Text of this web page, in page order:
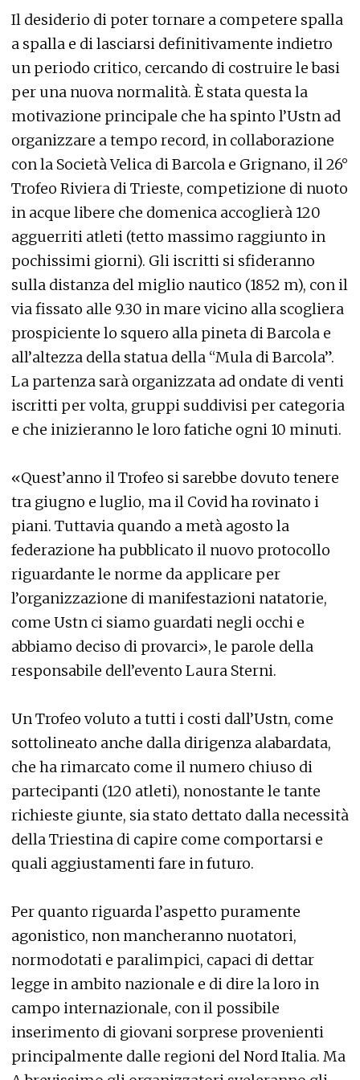
Il desiderio di poter tornare a competere spalla
a spalla e di lasciarsi definitivamente indietro
un periodo critico, cercando di costruire le basi
per una nuova normalità. È stata questa la
motivazione principale che ha spinto l’Ustn ad
organizzare a tempo record, in collaborazione
con la Società Velica di Barcola e Grignano, il 26°
Trofeo Riviera di Trieste, competizione di nuoto
in acque libere che domenica accoglierà 120
agguerriti atleti (tetto massimo raggiunto in
pochissimi giorni). Gli iscritti si sfideranno
sulla distanza del miglio nautico (1852 m), con il
via fissato alle 9.30 in mare vicino alla scogliera
prospiciente lo squero alla pineta di Barcola e
all’altezza della statua della “Mula di Barcola”.
La partenza sarà organizzata ad ondate di venti
iscritti per volta, gruppi suddivisi per categoria
e che inizieranno le loro fatiche ogni 10 minuti.
«Quest’anno il Trofeo si sarebbe dovuto tenere
tra giugno e luglio, ma il Covid ha rovinato i
piani. Tuttavia quando a metà agosto la
federazione ha pubblicato il nuovo protocollo
riguardante le norme da applicare per
l’organizzazione di manifestazioni natatorie,
come Ustn ci siamo guardati negli occhi e
abbiamo deciso di provarci», le parole della
responsabile dell’evento Laura Sterni.
Un Trofeo voluto a tutti i costi dall’Ustn, come
sottolineato anche dalla dirigenza alabardata,
che ha rimarcato come il numero chiuso di
partecipanti (120 atleti), nonostante le tante
richieste giunte, sia stato dettato dalla necessità
della Triestina di capire come comportarsi e
quali aggiustamenti fare in futuro.
Per quanto riguarda l’aspetto puramente
agonistico, non mancheranno nuotatori,
normodotati e paralimpici, capaci di dettar
legge in ambito nazionale e di dire la loro in
campo internazionale, con il possibile
inserimento di giovani sorprese provenienti
principalmente dalle regioni del Nord Italia. Ma